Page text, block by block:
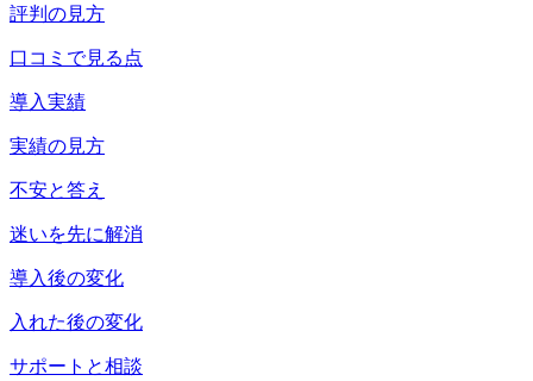
評判の見方
口コミで見る点
導入実績
実績の見方
不安と答え
迷いを先に解消
導入後の変化
入れた後の変化
サポートと相談